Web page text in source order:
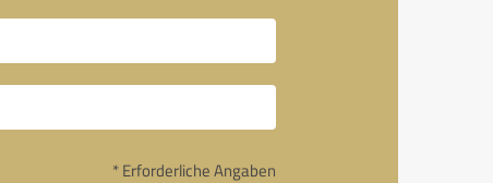
* Erforderliche Angaben